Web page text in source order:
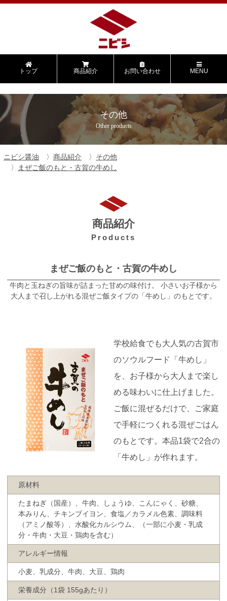
トップ 商品紹介 お問い合わせ MENU
その他
Other products
ニビシ醤油 商品紹介
その他
まぜご飯のもと・古賀の牛めし
商品紹介
Products
まぜご飯のもと・古賀の牛めし
牛肉と玉ねぎの旨味が詰まった甘めの味付け。 小さいお子様から
大人まで召し上がれる混ぜご飯タイプの「牛めし」のもとです。
学校給食でも大人気の古賀市
のソウルフード「牛めし」
を、お子様から大人まで楽し
める味わいに仕上げました。
ご飯に混ぜるだけで、ご家庭
で手軽につくれる混ぜごはん
のもとです。本品1袋で2合の
「牛めし」が作れます。
原材料
たまねぎ（国産）、牛肉、しょうゆ、こんにゃく、砂糖、
本みりん、チキンブイヨン、食塩／カラメル色素、調味料
（アミノ酸等）、水酸化カルシウム、（一部に小麦・乳成
分・牛肉・大豆・鶏肉を含む）
アレルギー情報
小麦、乳成分、牛肉、大豆、鶏肉
栄養成分（1袋 155gあたり）